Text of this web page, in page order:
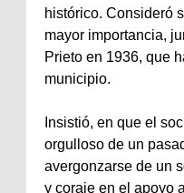
histórico. Consideró
mayor importancia,
Prieto en 1936, que
municipio.
Insistió, en que el
orgulloso de un
avergonzarse de un
y coraje en el apoyo